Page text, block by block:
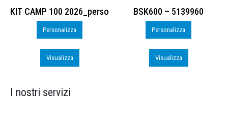
KIT CAMP 100 2026_perso
Personalizza
Visualizza
BSK600 – 5139960
Personalizza
Visualizza
I nostri servizi